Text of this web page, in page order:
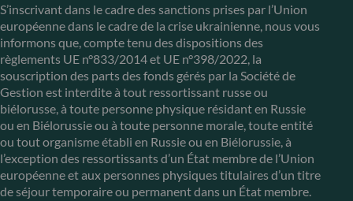
S’inscrivant dans le cadre des sanctions prises par l’Union
européenne dans le cadre de la crise ukrainienne, nous vous
informons que, compte tenu des dispositions des
règlements UE n°833/2014 et UE n°398/2022, la
souscription des parts des fonds gérés par la Société de
Gestion est interdite à tout ressortissant russe ou
biélorusse, à toute personne physique résidant en Russie
ou en Biélorussie ou à toute personne morale, toute entité
ou tout organisme établi en Russie ou en Biélorussie, à
l’exception des ressortissants d’un État membre de l’Union
européenne et aux personnes physiques titulaires d’un titre
de séjour temporaire ou permanent dans un État membre.